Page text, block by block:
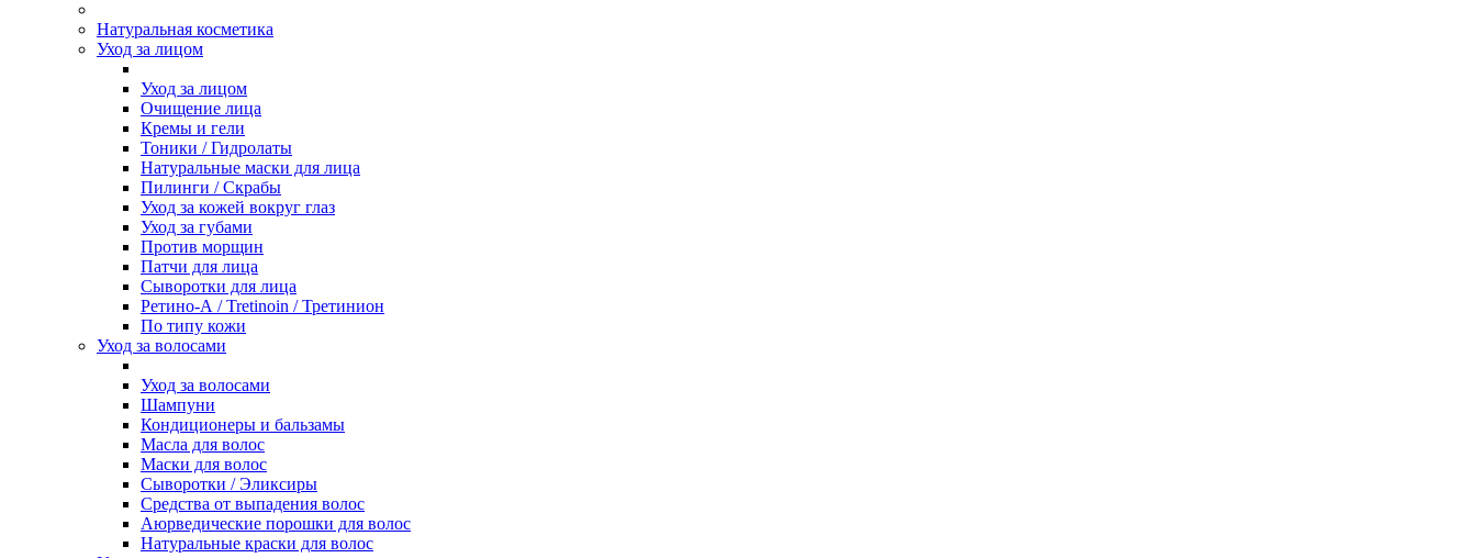
Натуральная косметика
Уход за лицом
Уход за лицом
Очищение лица
Кремы и гели
Тоники / Гидролаты
Натуральные маски для лица
Пилинги / Cкрабы
Уход за кожей вокруг глаз
Уход за губами
Против морщин
Патчи для лица
Сыворотки для лица
Ретино-А / Tretinoin / Третинион
По типу кожи
Уход за волосами
Уход за волосами
Шампуни
Кондиционеры и бальзамы
Масла для волос
Маски для волос
Сыворотки / Эликсиры
Средства от выпадения волос
Аюрведические порошки для волос
Натуральные краски для волос